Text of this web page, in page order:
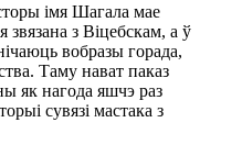
імя Шагала мае
звязана з Віцебскам, а ў
вобразы горада,
Таму нават паказ
як нагода яшчэ раз
сувязі мастака з